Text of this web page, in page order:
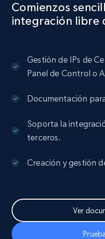
Comienzos
integración libre
Gestión de IPs de
Panel de Control o
Documentación
Soporta la
terceros.
Creación y gestión
Ver